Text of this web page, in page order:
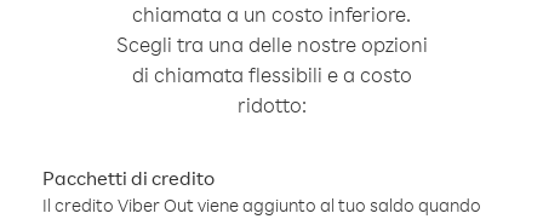
chiamata a un costo inferiore.
Scegli tra una delle nostre opzioni
di chiamata flessibili e a costo
ridotto:
Pacchetti di credito
Il credito Viber Out viene aggiunto al tuo saldo quando